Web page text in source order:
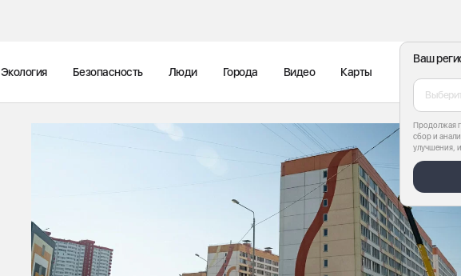
Ваш
Продолжая
сбор и
улучшения,
Экология Безопасность Люди Города Видео Карты